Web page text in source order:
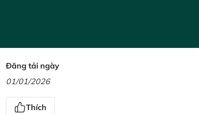
Đăng tải ngày
01/01/2026
Thích